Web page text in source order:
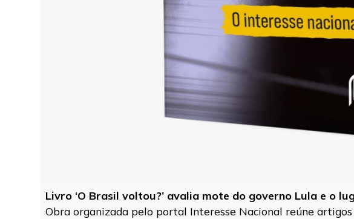
Livro ‘O Brasil voltou?’ avalia mote do governo Lula e o
Obra organizada pelo portal Interesse Nacional reúne